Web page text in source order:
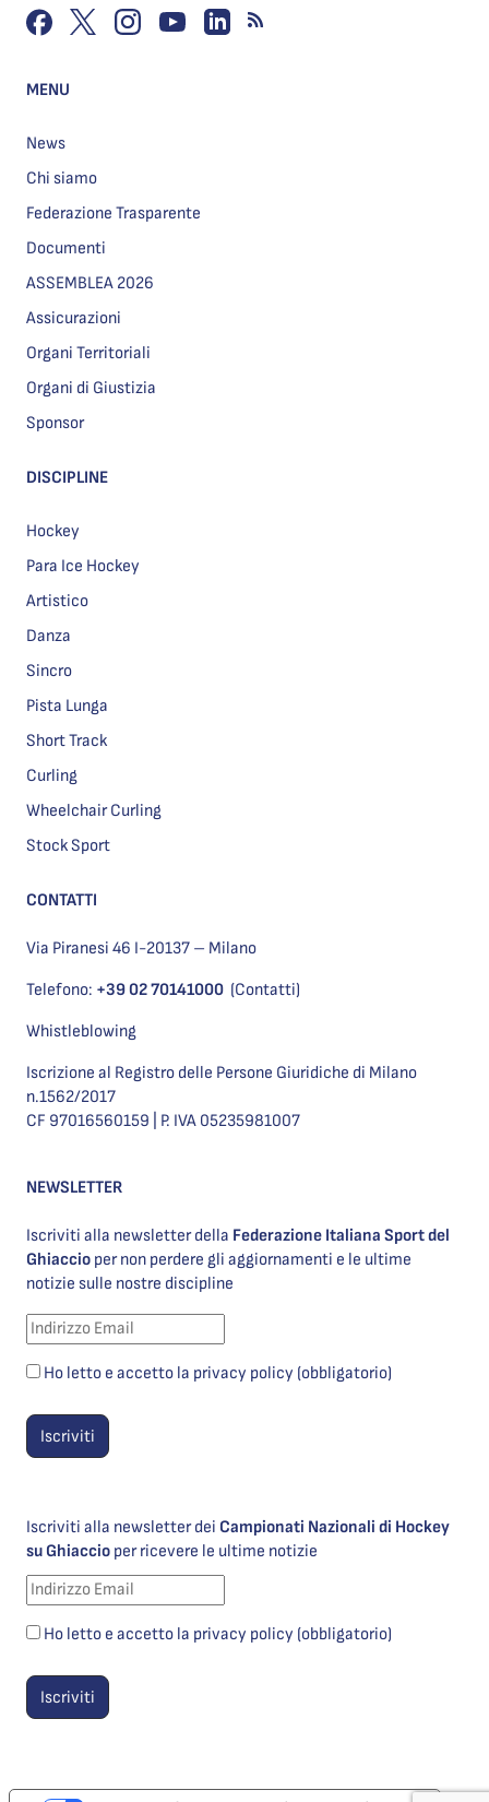
MENU
News
Chi siamo
Federazione Trasparente
Documenti
ASSEMBLEA 2026
Assicurazioni
Organi Territoriali
Organi di Giustizia
Sponsor
DISCIPLINE
Hockey
Para Ice Hockey
Artistico
Danza
Sincro
Pista Lunga
Short Track
Curling
Wheelchair Curling
Stock Sport
CONTATTI
Via Piranesi 46 I-20137 – Milano
Telefono: +39 02 70141000 (Contatti)
Whistleblowing
Iscrizione al Registro delle Persone Giuridiche di Milano
n.1562/2017
CF 97016560159 | P. IVA 05235981007
NEWSLETTER
Iscriviti alla newsletter della Federazione Italiana Sport del
Ghiaccio per non perdere gli aggiornamenti e le ultime
notizie sulle nostre discipline
Ho letto e accetto la privacy policy (obbligatorio)
Iscriviti alla newsletter dei Campionati Nazionali di Hockey
su Ghiaccio per ricevere le ultime notizie
Ho letto e accetto la privacy policy (obbligatorio)